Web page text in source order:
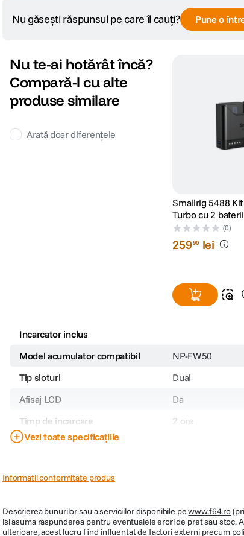
Nu găsești răspunsul pe care îl cauți? Pune o
Nu te-ai hotărât încă?
Compară-l cu alte
produse similare
Arată doar diferențele
Smallrig 5488
Turbo cu 2
(0)
25990 lei
Incarcator inclus
Model acumulator compatibil
NP-FW50
Tip sloturi
Dual
Afisaj LCD
Da
Timp de incarcare
2 ore
Intrare curent alternativ (AC
Intrare curent continuu (DC
Port USB Da
Sony Alpha 7 II /
Vezi toate specificațiile
Informatii conformitate produs
Descrierea bunurilor sau a serviciilor disponibile pewww.f64.ro
isi asuma raspunderea pentru eventualele erori de pret sau stoc.
ulterioare, acest lucru fiind influentat de factori externi precum